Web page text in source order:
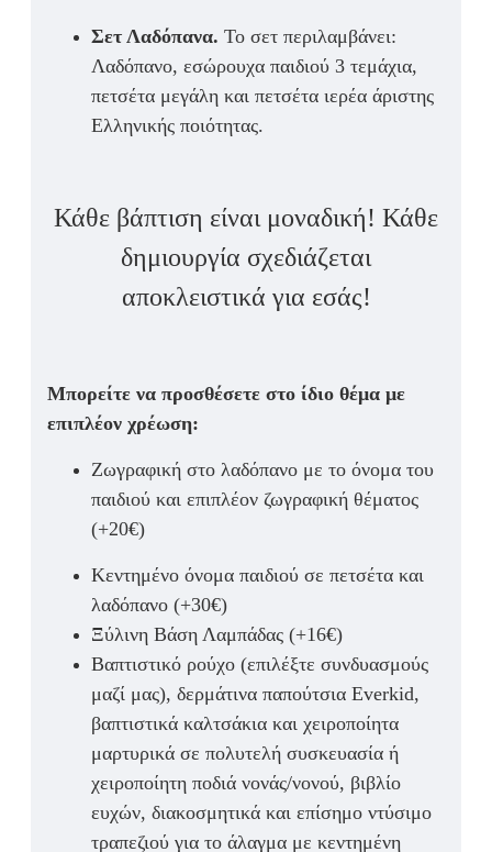
Σετ Λαδόπανα. Το σετ περιλαμβάνει:
Λαδόπανο, εσώρουχα παιδιού 3 τεμάχια,
πετσέτα μεγάλη και πετσέτα ιερέα άριστης
Ελληνικής ποιότητας.
Κάθε βάπτιση είναι μοναδική! Κάθε
δημιουργία σχεδιάζεται
αποκλειστικά για εσάς!
Μπορείτε να προσθέσετε στο ίδιο θέμα με
επιπλέον χρέωση:
Ζωγραφική στο λαδόπανο με το όνομα του
παιδιού και επιπλέον ζωγραφική θέματος
(+20€)
Κεντημένο όνομα παιδιού σε πετσέτα και
λαδόπανο (+30€)
Ξύλινη Βάση Λαμπάδας (+16€)
Βαπτιστικό ρούχο (επιλέξτε συνδυασμούς
μαζί μας), δερμάτινα παπούτσια Everkid,
βαπτιστικά καλτσάκια και χειροποίητα
μαρτυρικά σε πολυτελή συσκευασία ή
χειροποίητη ποδιά νονάς/νονού, βιβλίο
ευχών, διακοσμητικά και επίσημο ντύσιμο
τραπεζιού για το άλαγμα με κεντημένη